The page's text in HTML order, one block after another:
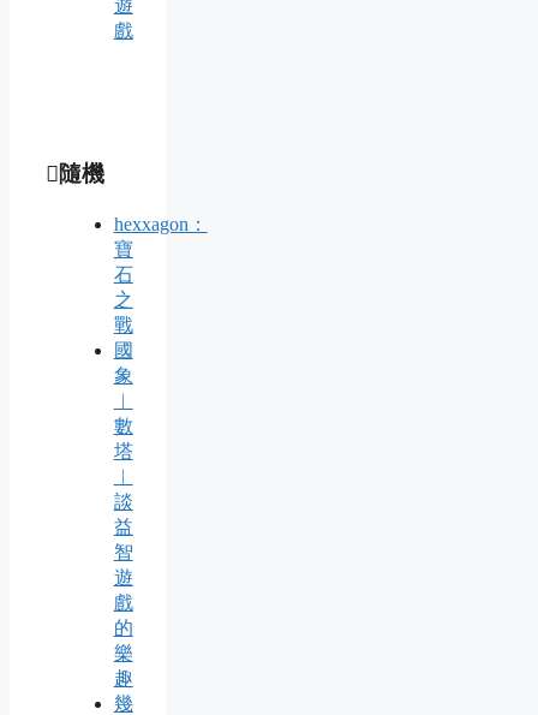
遊
戲
隨機
hexxagon：
寶
石
之
戰
國
象
︱
數
塔
︱
談
益
智
遊
戲
的
樂
趣
幾